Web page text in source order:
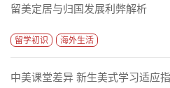
留美定居与归国发展利弊解析
留学初识 海外生活
中美课堂差异 新生美式学习适应